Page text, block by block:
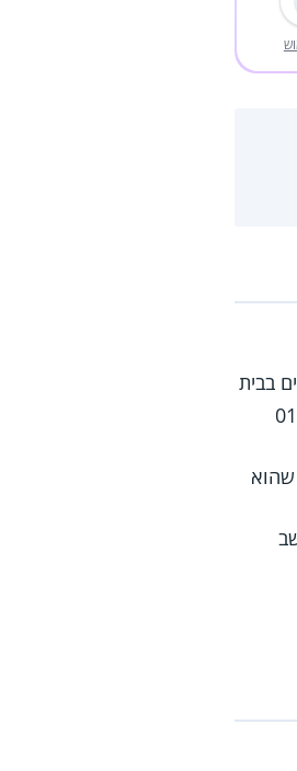
בבית
מיום 01.02.2017
שהוא